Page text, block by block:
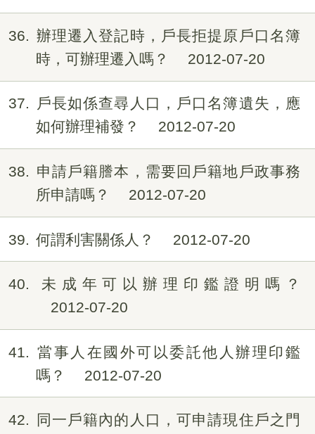
36
辦理遷入登記時，戶長拒提原戶口名簿
時，可辦理遷入嗎？
2012-07-20
37
戶長如係查尋人口，戶口名簿遺失，應
如何辦理補發？
2012-07-20
38
申請戶籍謄本，需要回戶籍地戶政事務
所申請嗎？
2012-07-20
39 何謂利害關係人？ 2012-07-20
40
未成年可以辦理印鑑證明嗎？
2012-07-20
41
當事人在國外可以委託他人辦理印鑑
嗎？
2012-07-20
42
同一戶籍內的人口，可申請現住戶之門